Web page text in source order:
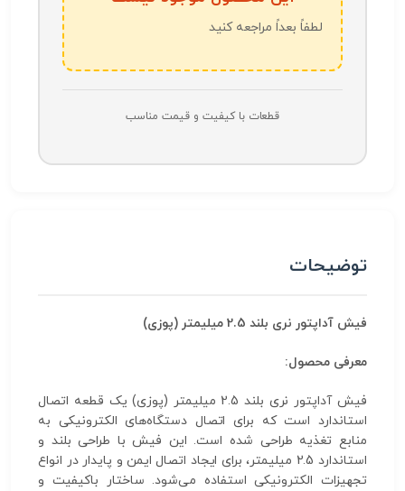
لطفاً بعداً مراجعه کنید
قطعات با کیفیت و قیمت مناسب
توضیحات
فیش آداپتور نری بلند 2.5 میلیمتر (پوزی)
معرفی محصول:
فیش آداپتور نری بلند 2.5 میلیمتر (پوزی) یک قطعه اتصال
استاندارد است که برای اتصال دستگاه‌های الکترونیکی به
منابع تغذیه طراحی شده است. این فیش با طراحی بلند و
استاندارد 2.5 میلیمتر، برای ایجاد اتصال ایمن و پایدار در انواع
تجهیزات الکترونیکی استفاده می‌شود. ساختار باکیفیت و